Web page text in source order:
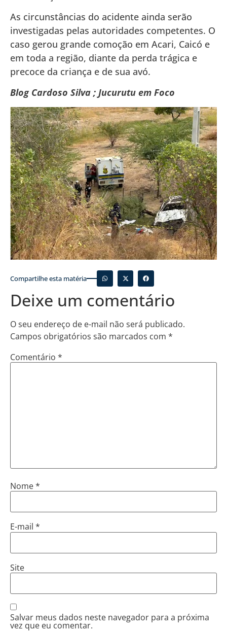
As circunstâncias do acidente ainda serão
investigadas pelas autoridades competentes. O
caso gerou grande comoção em Acari, Caicó e
em toda a região, diante da perda trágica e
precoce da criança e de sua avó.
Blog Cardoso Silva ; Jucurutu em Foco
Compartilhe esta matéria
Deixe um comentário
O seu endereço de e-mail não será publicado.
Campos obrigatórios são marcados com *
Comentário *
Nome*
E-mail *
Site
Salvar meus dados neste navegador para a próxima
vez que eu comentar.